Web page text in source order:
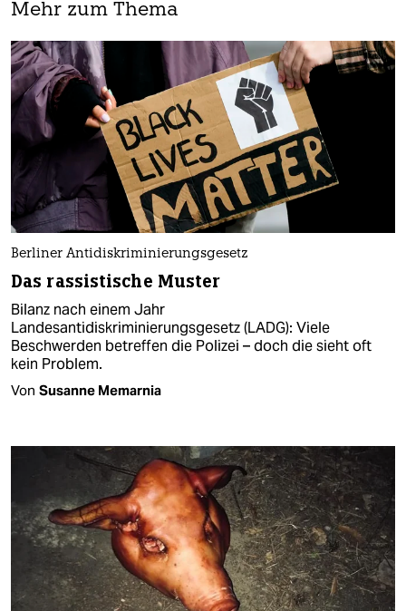
Mehr zum Thema
Berliner Antidiskriminierungsgesetz
Das rassistische Muster
Bilanz nach einem Jahr
Landesantidiskriminierungsgesetz (LADG): Viele
Beschwerden betreffen die Polizei – doch die sieht oft
kein Problem.
Von Susanne Memarnia